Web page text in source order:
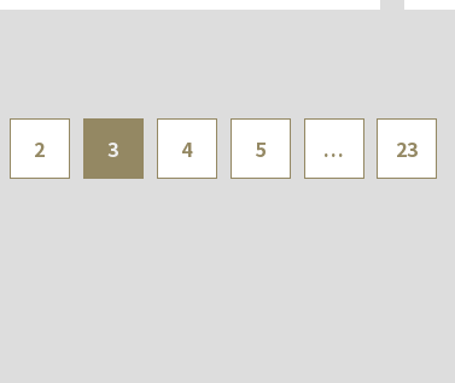
2 3 4 5 ... 23